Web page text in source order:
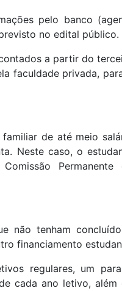
pelo banco
no edital público.
a partir do
faculdade privada,
de até meio
Neste caso, o
Permanente
não tenham
financiamento
regulares, um
cada ano letivo, além